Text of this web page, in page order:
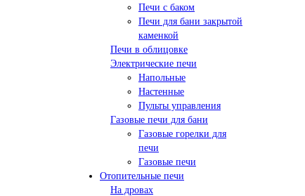
Печи с баком
Печи для бани закрытой
каменкой
Печи в облицовке
Электрические печи
Напольные
Настенные
Пульты управления
Газовые печи для бани
Газовые горелки для
печи
Газовые печи
Отопительные печи
На дровах